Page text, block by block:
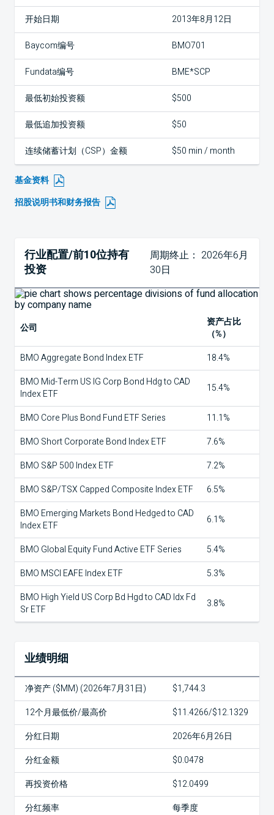
开始日期 2013年8月12日
Baycom编号 BMO701
Fundata编号 BME*SCP
最低初始投资额 $500
最低追加投资额 $50
连续储蓄计划（CSP）金额 $50 min / month
基金资料
招股说明书和财务报告
行业配置/前10位持有
投资
周期终止： 2026年6月
30日
公司
资产占比
（%）
BMO Aggregate Bond Index ETF
18.4%
BMO Mid-Term US IG Corp Bond Hdg to CAD
Index ETF
15.4%
BMO Core Plus Bond Fund ETF Series
11.1%
BMO Short Corporate Bond Index ETF
7.6%
BMO S&P 500 Index ETF
7.2%
BMO S&P/TSX Capped Composite Index ETF
6.5%
BMO Emerging Markets Bond Hedged to CAD
Index ETF
6.1%
BMO Global Equity Fund Active ETF Series
5.4%
BMO MSCI EAFE Index ETF
5.3%
BMO High Yield US Corp Bd Hgd to CAD Idx Fd
Sr ETF
3.8%
业绩明细
净资产 ($MM) (2026年7月31日)
$1,744.3
12个月最低价/最高价
$11.4266/$12.1329
分红日期
2026年6月26日
分红金额
$0.0478
再投资价格
$12.0499
分红频率
每季度